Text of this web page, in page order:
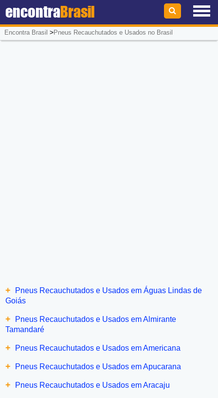
encontraBrasil
Encontra Brasil >Pneus Recauchutados e Usados no Brasil
+
Pneus Recauchutados e Usados em Águas Lindas de
Goiás
+
Pneus Recauchutados e Usados em Almirante
Tamandaré
+ Pneus Recauchutados e Usados em Americana
+ Pneus Recauchutados e Usados em Apucarana
+ Pneus Recauchutados e Usados em Aracaju